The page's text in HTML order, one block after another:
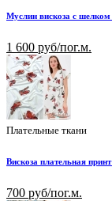
Муслин вискоза с шелком
1 600 руб/пог.м.
Плательные ткани
Вискоза плательная
700 руб/пог.м.